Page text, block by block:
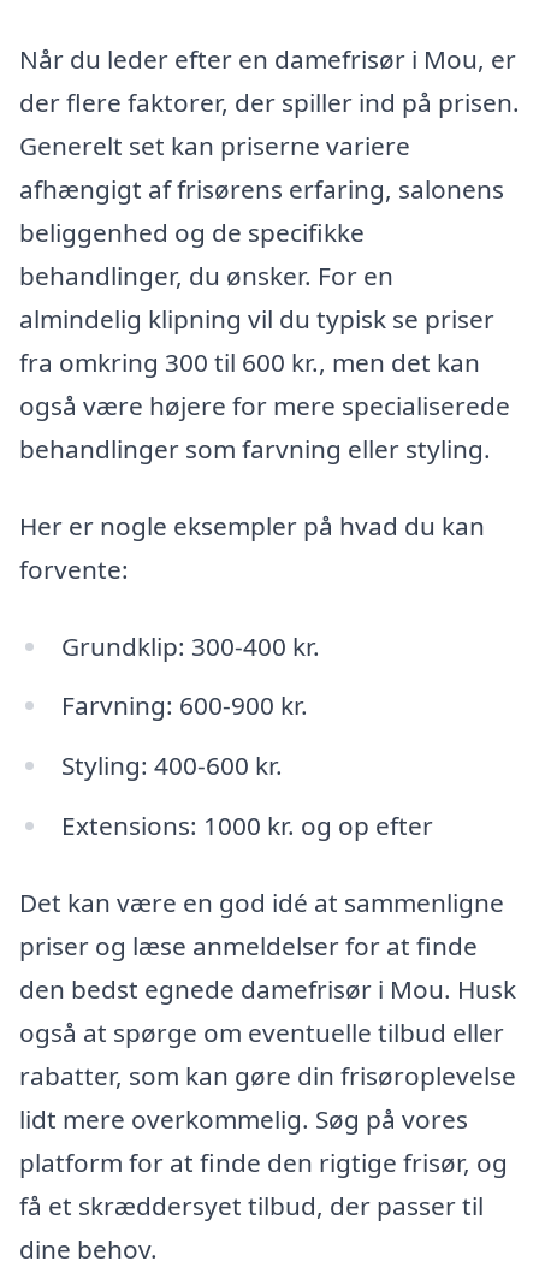
Når du leder efter en damefrisør i Mou, er
der flere faktorer, der spiller ind på prisen.
Generelt set kan priserne variere
afhængigt af frisørens erfaring, salonens
beliggenhed og de specifikke
behandlinger, du ønsker. For en
almindelig klipning vil du typisk se priser
fra omkring 300 til 600 kr., men det kan
også være højere for mere specialiserede
behandlinger som farvning eller styling.
Her er nogle eksempler på hvad du kan
forvente:
Grundklip: 300-400 kr.
Farvning: 600-900 kr.
Styling: 400-600 kr.
Extensions: 1000 kr. og op efter
Det kan være en god idé at sammenligne
priser og læse anmeldelser for at finde
den bedst egnede damefrisør i Mou. Husk
også at spørge om eventuelle tilbud eller
rabatter, som kan gøre din frisøroplevelse
lidt mere overkommelig. Søg på vores
platform for at finde den rigtige frisør, og
få et skræddersyet tilbud, der passer til
dine behov.